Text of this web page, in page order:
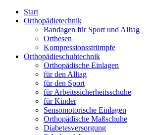
Start
Orthopädietechnik
Bandagen für Sport und Alltag
Orthesen
Kompressionsstrümpfe
Orthopädieschuhtechnik
Orthopädische Einlagen
für den Alltag
für den Sport
für Arbeitssicherheitsschuhe
für Kinder
Sensomotorische Einlagen
Orthopädische Maßschuhe
Diabetesversorgung